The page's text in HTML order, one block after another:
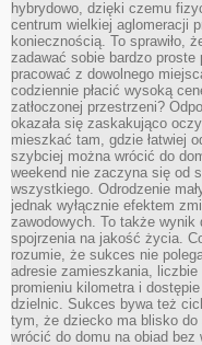
hybrydowo, dzięki czemu
centrum wielkiej aglomeracji
koniecznością. To sprawiło,
zadawać sobie bardzo proste
pracować z dowolnego
codziennie płacić wysoką
zatłoczonej przestrzeni?
okazała się zaskakująco
mieszkać tam, gdzie łatwiej
szybciej można wrócić do
weekend nie zaczyna się od
wszystkiego. Odrodzenie
jednak wyłącznie efektem
zawodowych. To także wynik
spojrzenia na jakość życia.
rozumie, że sukces nie
adresie zamieszkania,
promieniu kilometra i
dzielnic. Sukces bywa też
tym, że dziecko ma blisko do
wrócić do domu na obiad